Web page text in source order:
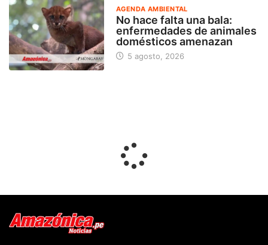
AGENDA AMBIENTAL
No hace falta una bala:
enfermedades de animales
domésticos amenazan
5 agosto, 2026